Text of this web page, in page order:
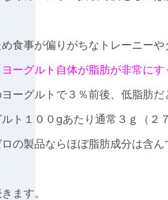
食事が偏りがちなトレーニー
ヨーグルト自体が脂肪が非常にす
ーグルトで３％前後、低脂肪だ
ト１００gあたり通常３ｇ（２
の製品ならほぼ脂肪成分は含ん
ます。